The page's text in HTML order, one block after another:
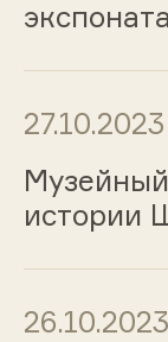
27.10.2023
истории
26.10.2023